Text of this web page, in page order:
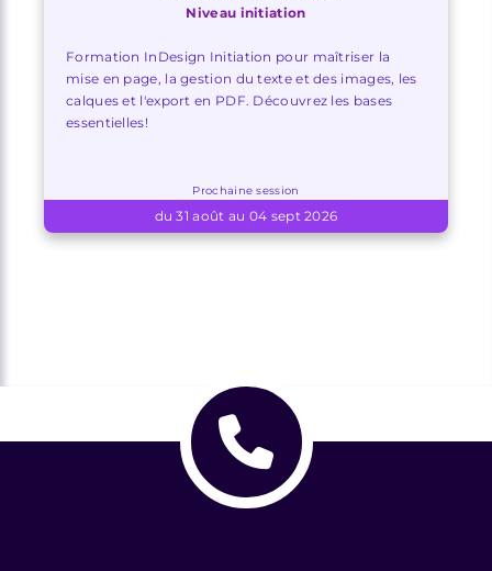
Niveau initiation
Formation InDesign Initiation pour maîtriser la
mise en page, la gestion du texte et des images, les
calques et l'export en PDF. Découvrez les bases
essentielles!
Prochaine session
du 31 août au 04 sept 2026